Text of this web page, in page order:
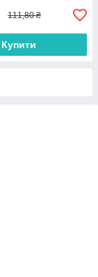
111,80 ₴
Купити